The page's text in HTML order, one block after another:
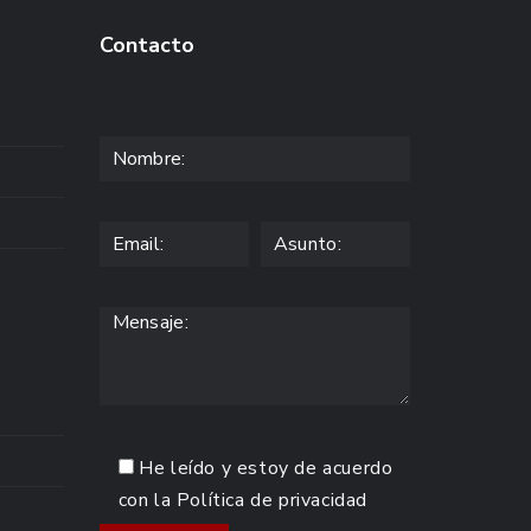
Contacto
He leído y estoy de acuerdo
con la Política de privacidad